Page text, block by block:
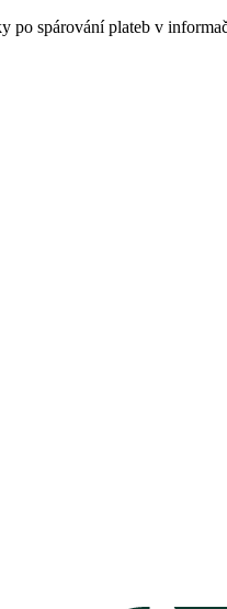
po spárování plateb v